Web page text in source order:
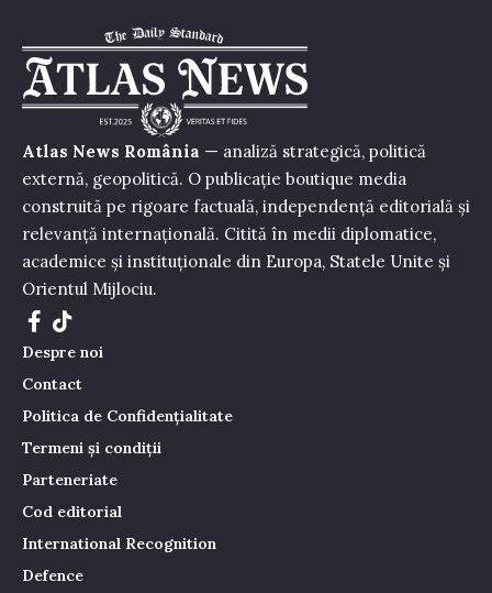
Atlas News România — analiză strategică, politică
externă, geopolitică. O publicație boutique media
construită pe rigoare factuală, independență editorială și
relevanță internațională. Citită în medii diplomatice,
academice și instituționale din Europa, Statele Unite și
Orientul Mijlociu.
Despre noi
Contact
Politica de Confidențialitate
Termeni și condiții
Parteneriate
Cod editorial
International Recognition
Defence